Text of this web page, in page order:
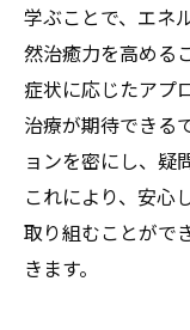
学ぶことで、エネ
然治癒力を高める
症状に応じたアプ
治療が期待できる
ョンを密にし、疑
これにより、安心
取り組むことがで
きます。